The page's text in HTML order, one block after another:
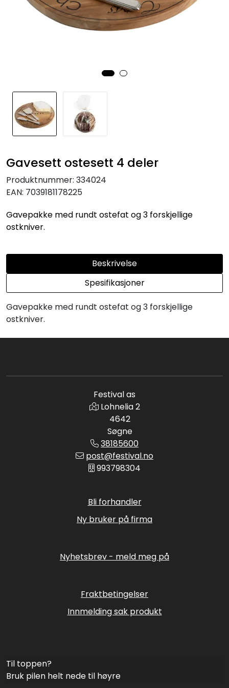
Gavesett ostesett 4 deler
Produktnummer: 334024
EAN: 7039181178225
Gavepakke med rundt ostefat og 3 forskjellige
ostkniver.
Beskrivelse
Spesifikasjoner
Gavepakke med rundt ostefat og 3 forskjellige
ostkniver.
Festival as
Lohnelia 2
4642
Søgne
38185600
post@festival.no
993798304
Bli forhandler
Ny bruker på firma
Nyhetsbrev - meld meg på
Fraktbetingelser
Innmelding sak produkt
Til toppen?
Bruk pilen helt nede til høyre
KJØKKEN
ACCESSORIES
JUL